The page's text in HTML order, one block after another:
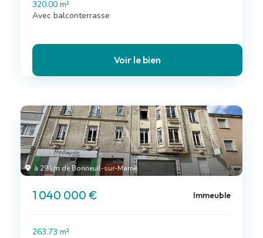
320.00 m²
Avec balconterrasse
Voir le bien
à 29 km de Bonneuil-sur-Marne
1 040 000 € Immeuble
263.73 m²